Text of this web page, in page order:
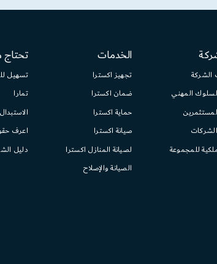
الشركة
المهني
للمجموعة
الخدمات
تجهيز اكسترا
ضمان اكسترا
حماية اكسترا
صيانة اكسترا
لصيانة المنازل اكسترا
الصيانة والإصلاح
تحتاج
تسهيل
تمارا
اعرف
دليل